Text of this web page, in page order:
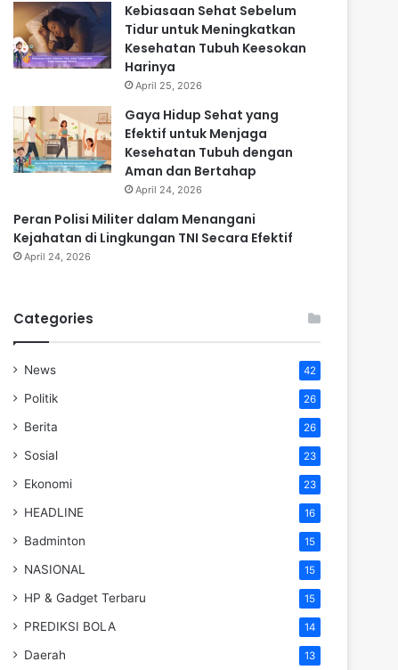
Kebiasaan Sehat Sebelum
Tidur untuk Meningkatkan
Kesehatan Tubuh Keesokan
Harinya
April 25, 2026
Gaya Hidup Sehat yang
Efektif untuk Menjaga
Kesehatan Tubuh dengan
Aman dan Bertahap
April 24, 2026
Peran Polisi Militer dalam Menangani
Kejahatan di Lingkungan TNI Secara Efektif
April 24, 2026
Categories
News 42
Politik 26
Berita 26
Sosial 23
Ekonomi 23
HEADLINE 16
Badminton 15
NASIONAL 15
HP & Gadget Terbaru 15
PREDIKSI BOLA 14
Daerah 13